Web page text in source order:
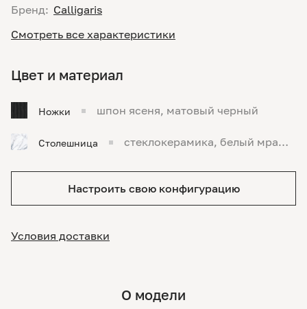
Бренд: Calligaris
Смотреть все характеристики
Цвет и материал
Ножки шпон ясеня, матовый черный
Столешница
стеклокерамика, белый мрамо
Настроить свою конфигурацию
Условия доставки
О модели